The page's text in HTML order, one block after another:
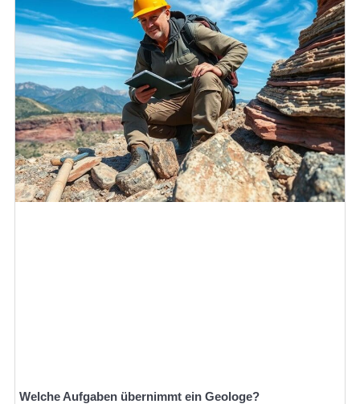
Welche Aufgaben übernimmt ein Geologe?